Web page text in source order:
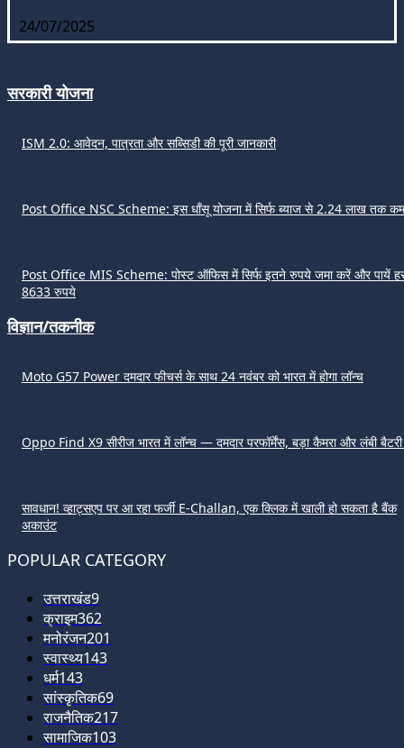
24/07/2025
सरकारी योजना
ISM 2.0: आवेदन, पात्रता और सब्सिडी की पूरी जानकारी
Post Office NSC Scheme: इस धाँसू योजना में सिर्फ ब्याज से 2.24 लाख तक
Post Office MIS Scheme: पोस्ट ऑफिस में सिर्फ इतने रुपये जमा करें और पायें
8633 रुपये
विज्ञान/तकनीक
Moto G57 Power दमदार फीचर्स के साथ 24 नवंबर को भारत में होगा लॉन्च
Oppo Find X9 सीरीज भारत में लॉन्च — दमदार परफॉर्मेंस, बड़ा कैमरा और लंबी
सावधान! व्हाट्सएप पर आ रहा फर्जी E-Challan, एक क्लिक में खाली हो सकता है बैंक
अकाउंट
POPULAR CATEGORY
उत्तराखंड9
क्राइम362
मनोरंजन201
स्वास्थ्य143
धर्म143
सांस्कृतिक69
राजनैतिक217
सामाजिक103